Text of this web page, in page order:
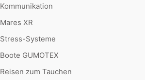
Kommunikation
Mares XR
Stress-Systeme
Boote GUMOTEX
Reisen zum Tauchen